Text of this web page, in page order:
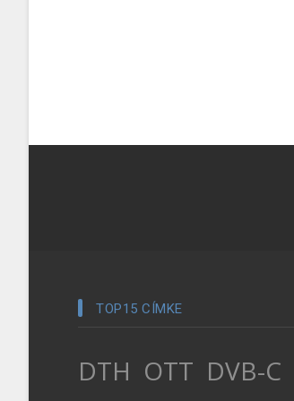
TOP15 CÍMKE
DTH OTT DVB-C